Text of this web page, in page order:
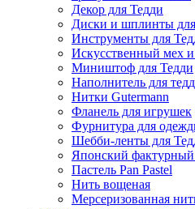
Декор для Тедди
Диски и шплинты
Инструменты для
Искусственный мех
Миништоф для Тедди
Наполнитель для
Нитки Gutermann
Фланель для игрушек
Фурнитура для
Шебби-ленты для
Японский
Пастель Pan Pastel
Нить вощеная
Мерсеризованная